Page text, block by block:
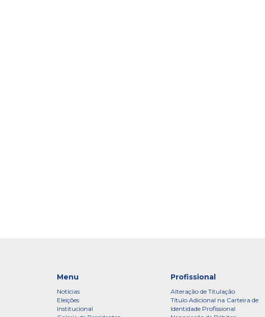
Menu
Notícias
Eleições
Institucional
Profissional
Alteração de Titulação
Título Adicional na Carteira de
Identidade Profissional